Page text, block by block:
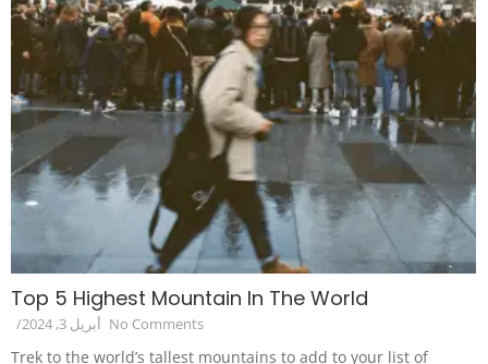
Top 5 Highest Mountain In The World
أبريل 3, 2024 / No Comments
Trek to the world’s tallest mountains to add to your list of